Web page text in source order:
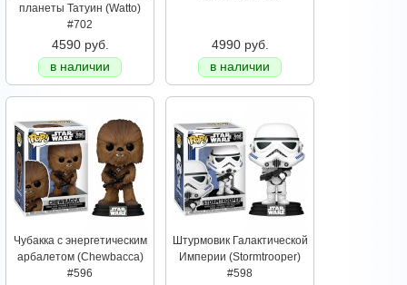
планеты Татуин (Watto)
#702
4590 руб.
в наличии
4990 руб.
в наличии
Чубакка с энергетическим
арбалетом (Chewbacca)
#596
Штурмовик Галактической
Империи (Stormtrooper)
#598